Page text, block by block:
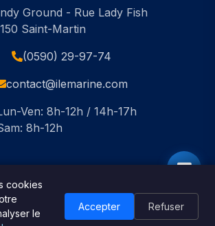
Ground - Rue Lady Fish
Saint-Martin
(0590) 29-97-74
contact@ilemarine.com
Ven: 8h-12h / 14h-17h
8h-12h
Île Marine. Tous droits réservés.
🇬🇧 English
cookies
le
Accepter Refuser